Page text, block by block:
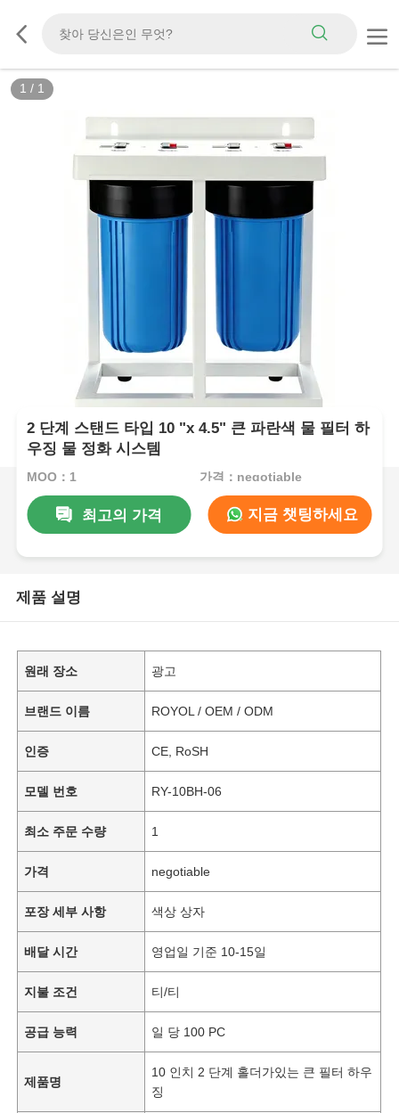
1 / 1
2 단계 스탠드 타입 10 "x 4.5" 큰 파란색 물 필터 하
우징 물 정화 시스템
MOQ：1 가격：negotiable
최고의 가격 지금 챗팅하세요
제품 설명
원래 장소 광고
브랜드 이름 ROYOL / OEM / ODM
인증 CE, RoSH
모델 번호 RY-10BH-06
최소 주문 수량 1
가격 negotiable
포장 세부 사항 색상 상자
배달 시간 영업일 기준 10-15일
지불 조건 티/티
공급 능력 일 당 100 PC
제품명
10 인치 2 단계 홀더가있는 큰 필터 하우
징